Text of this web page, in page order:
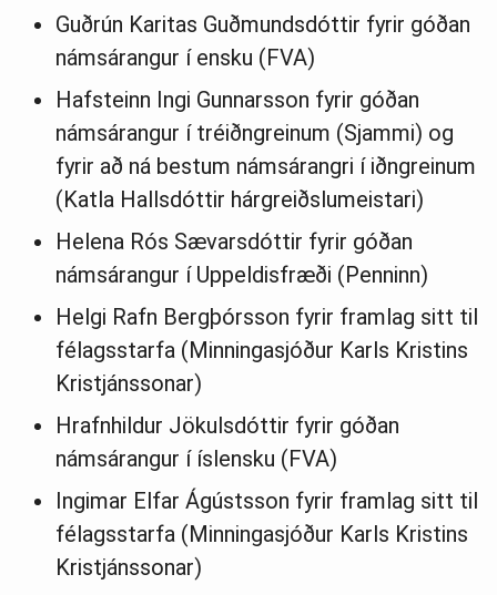
Guðrún Karitas Guðmundsdóttir fyrir góðan
námsárangur í ensku (FVA)
Hafsteinn Ingi Gunnarsson fyrir góðan
námsárangur í tréiðngreinum (Sjammi) og
fyrir að ná bestum námsárangri í iðngreinum
(Katla Hallsdóttir hárgreiðslumeistari)
Helena Rós Sævarsdóttir fyrir góðan
námsárangur í Uppeldisfræði (Penninn)
Helgi Rafn Bergþórsson fyrir framlag sitt til
félagsstarfa (Minningasjóður Karls Kristins
Kristjánssonar)
Hrafnhildur Jökulsdóttir fyrir góðan
námsárangur í íslensku (FVA)
Ingimar Elfar Ágústsson fyrir framlag sitt til
félagsstarfa (Minningasjóður Karls Kristins
Kristjánssonar)